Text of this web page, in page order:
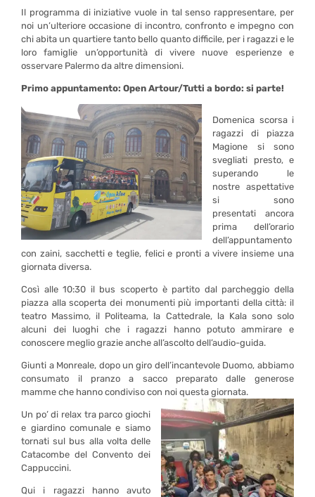
Il programma di iniziative vuole in tal senso rappresentare, per
noi un’ulteriore occasione di incontro, confronto e impegno con
chi abita un quartiere tanto bello quanto difficile, per i ragazzi e le
loro famiglie un’opportunità di vivere nuove esperienze e
osservare Palermo da altre dimensioni.
Primo appuntamento: Open Artour/Tutti a bordo: si parte!
Domenica scorsa i
ragazzi di piazza
Magione si sono
svegliati presto, e
superando le
nostre aspettative
si sono
presentati ancora
prima dell’orario
dell’appuntamento
con zaini, sacchetti e teglie, felici e pronti a vivere insieme una
giornata diversa.
Così alle 10:30 il bus scoperto è partito dal parcheggio della
piazza alla scoperta dei monumenti più importanti della città: il
teatro Massimo, il Politeama, la Cattedrale, la Kala sono solo
alcuni dei luoghi che i ragazzi hanno potuto ammirare e
conoscere meglio grazie anche all’ascolto dell’audio-guida.
Giunti a Monreale, dopo un giro dell’incantevole Duomo, abbiamo
consumato il pranzo a sacco preparato dalle generose
mamme che hanno condiviso con noi questa giornata.
Un po’ di relax tra parco giochi
e giardino comunale e siamo
tornati sul bus alla volta delle
Catacombe del Convento dei
Cappuccini.
Qui i ragazzi hanno avuto